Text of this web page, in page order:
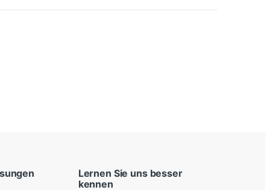
Lernen Sie uns besser
kennen